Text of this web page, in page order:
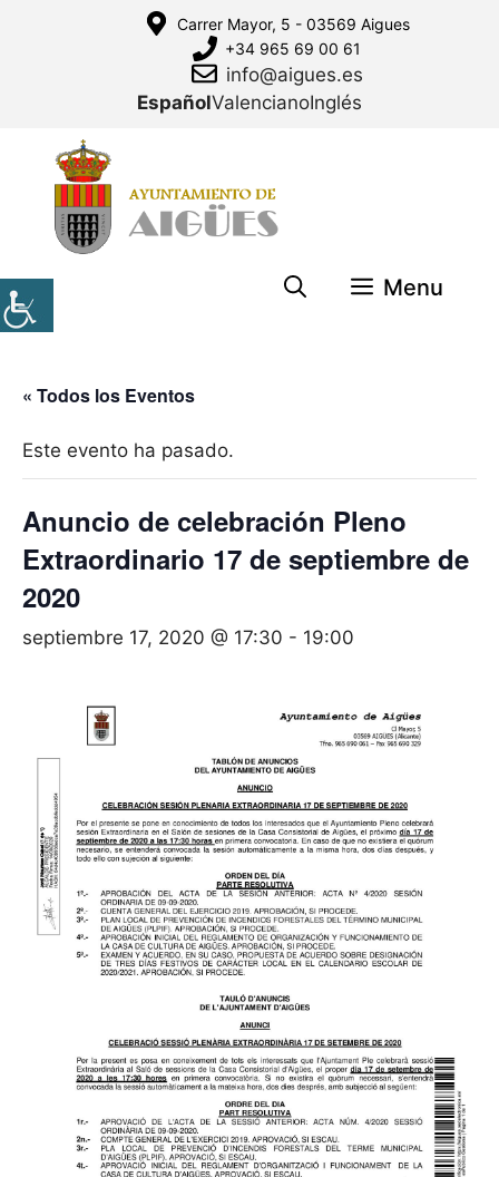
Carrer Mayor, 5 - 03569 Aigues
+34 965 69 00 61
info@aigues.es
EspañolValencianoInglés
Menu
« Todos los Eventos
Este evento ha pasado.
Anuncio de celebración Pleno
Extraordinario 17 de septiembre de
2020
septiembre 17, 2020 @ 17:30 - 19:00